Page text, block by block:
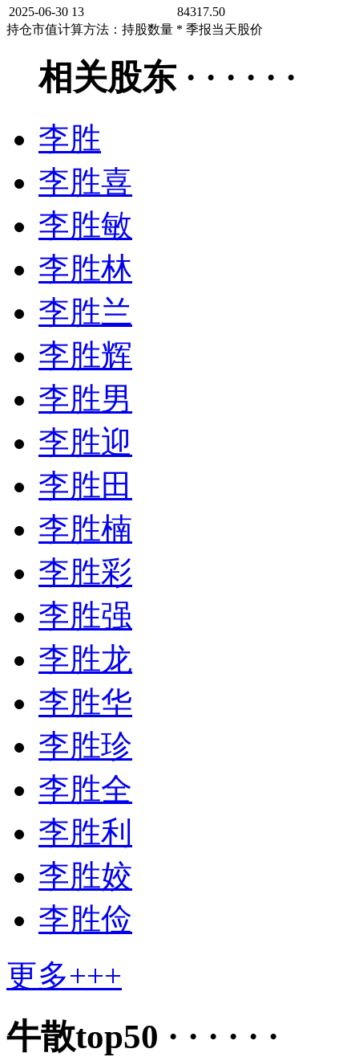
2025-06-30 13
84317.50
持仓市值计算方法：持股数量 * 季报当天股价
相关股东 · · · · · ·
李胜
李胜喜
李胜敏
李胜林
李胜兰
李胜辉
李胜男
李胜迎
李胜田
李胜楠
李胜彩
李胜强
李胜龙
李胜华
李胜珍
李胜全
李胜利
李胜姣
李胜俭
更多+++
牛散top50 · · · · · ·